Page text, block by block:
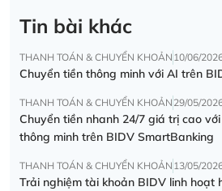
Tin bài khác
THANH TOÁN & CHUYỂN KHOẢN 10/06/
Chuyển tiền thông minh với AI trên
THANH TOÁN & CHUYỂN KHOẢN 29/05/
Chuyển tiền nhanh 24/7 giá trị cao
thông minh trên BIDV SmartBanking
THANH TOÁN & CHUYỂN KHOẢN 13/05/
Trải nghiệm tài khoản BIDV linh hoạt